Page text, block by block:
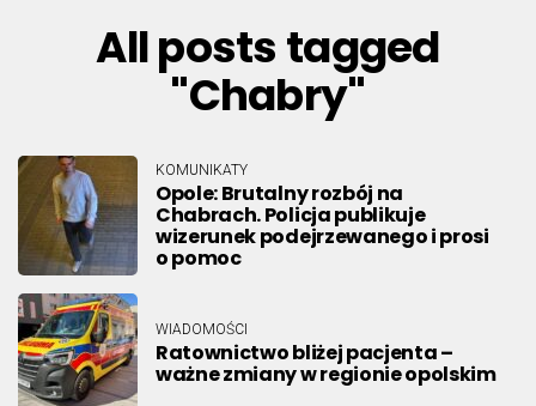
All posts tagged
"Chabry"
KOMUNIKATY
Opole: Brutalny rozbój na
Chabrach. Policja publikuje
wizerunek podejrzewanego i prosi
o pomoc
WIADOMOŚCI
Ratownictwo bliżej pacjenta –
ważne zmiany w regionie opolskim